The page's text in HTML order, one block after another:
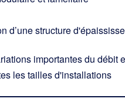
d’une structure
importantes du débit
les tailles d'installations